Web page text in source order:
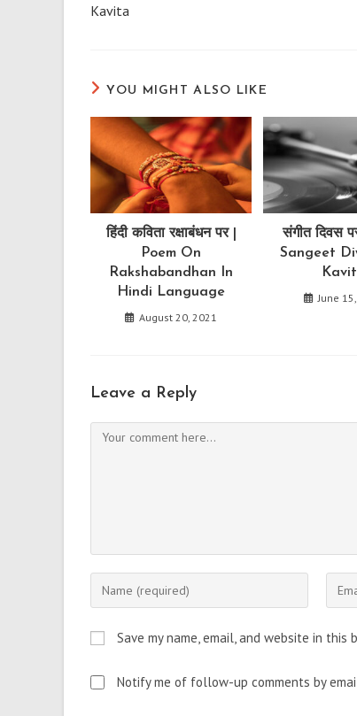
Kavita
YOU MIGHT ALSO LIKE
हिंदी कविता रक्षाबंधन पर |
Poem On
Rakshabandhan In
Hindi Language
August 20, 2021
संगीत दिवस
Sangeet
June
Leave a Reply
Comment
Enter
your
or
to
Enter
your
Save my name, email, and website in
Notify me of follow-up comments by